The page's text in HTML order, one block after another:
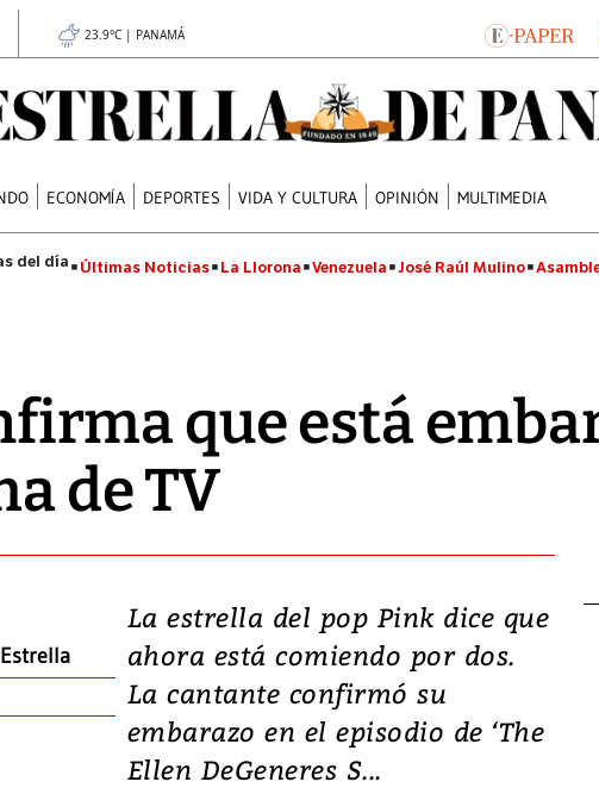
23.9°C | PANAMÁ
ECONOMÍA DEPORTES VIDA Y CULTURA OPINIÓN MULTIMEDIA
Últimas Noticias La Llorona Venezuela José Raúl Mulino
que está
de TV
La estrella del pop Pink dice que
ahora está comiendo por dos.
La cantante confirmó su
embarazo en el episodio de ‘The
Ellen DeGeneres S...
Video, Japón: Terremoto
deja heridos y graves
daños en Kumamoto